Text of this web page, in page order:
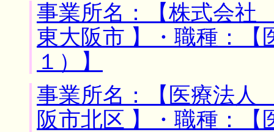
事業所名：【株式会
東大阪市 】・職種：【
１）】
事業所名：【医療法人
阪市北区 】・職種：【